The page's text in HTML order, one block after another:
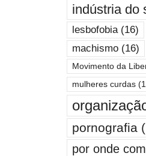
indústria do
lesbofobia(16)
machismo(16)
Movimento da
mulheres curdas
pornografia
por onde